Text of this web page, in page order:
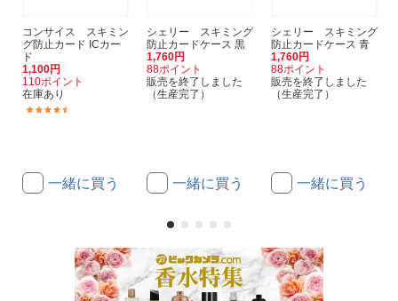
コンサイス スキミン
グ防止カード ICカー
ド
1,100円
110ポイント
在庫あり
一緒に買う
シェリー スキミング
防止カードケース 黒
1,760円
88ポイント
販売を終了しました
（生産完了）
一緒に買う
シェリー スキミング
防止カードケース 青
1,760円
88ポイント
販売を終了しました
（生産完了）
一緒に買う